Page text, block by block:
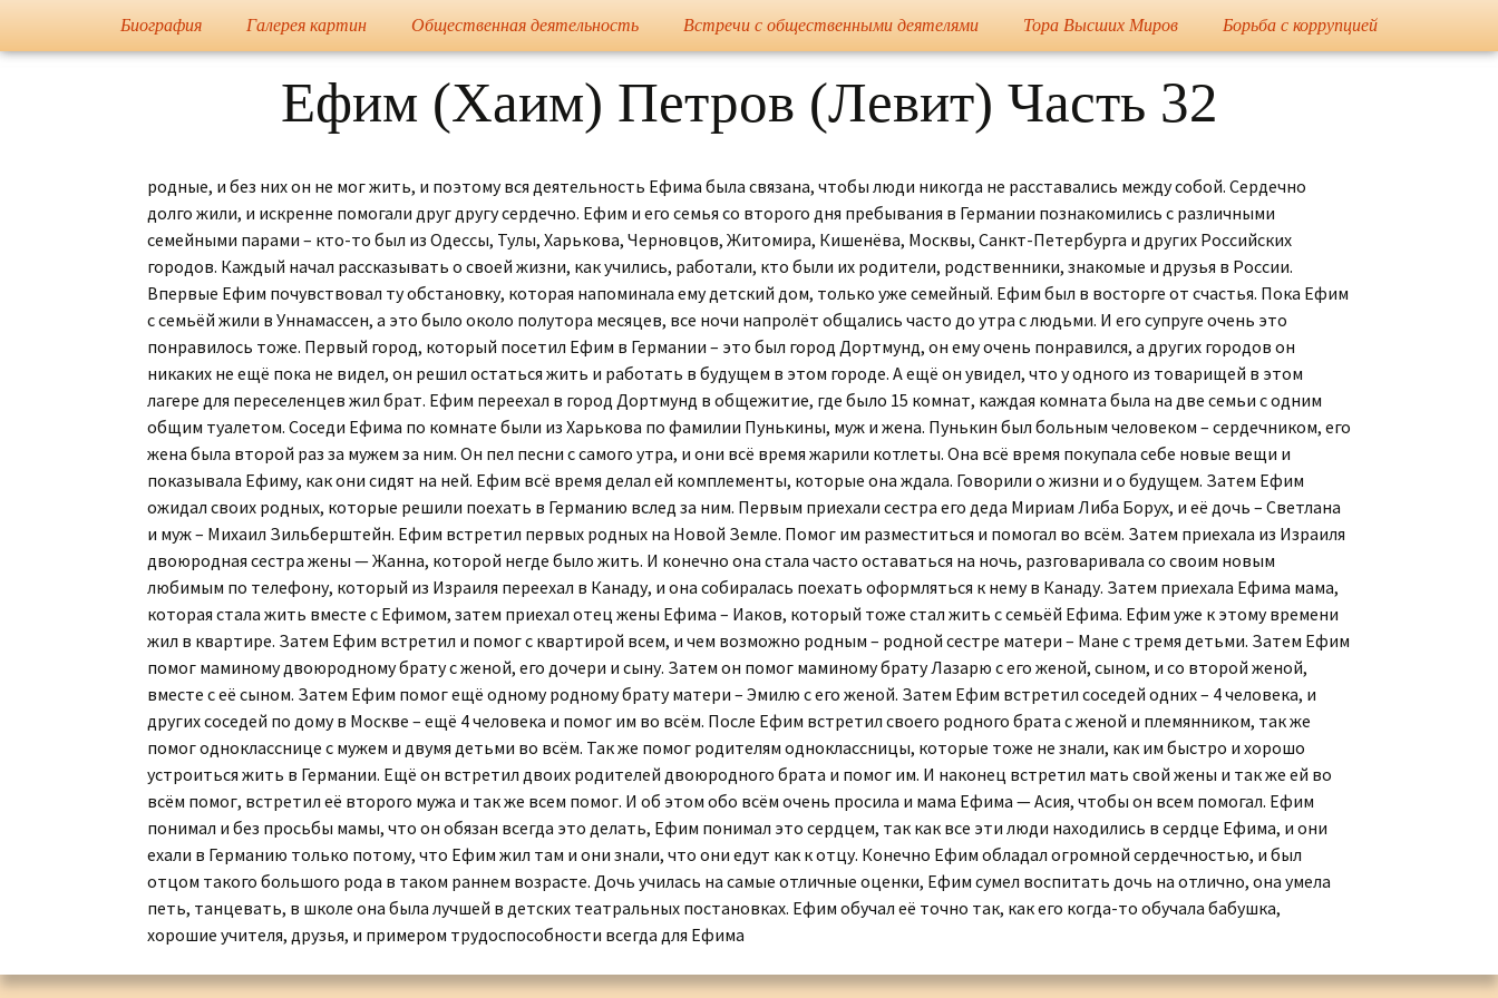
Флёрова Елена Николаевна
Художник, Официальный сайт
Биография
Публикации в прессе
Журнал Культура
Ученики и ученицы
Галерея картин
Портреты
Еврейская Живопись
Европейская Живопись
Живопись
Мусульманская
Живопись
Графика
Каталог
«Государственная
Дума Федерального
Собрания РФ»
Каталог «Тора и
История»
Каталог «Российская
Государственная
Библиотека»
Коллекционная Серия:
«Английский Клуб»
Личные Коллекции
Елены Николаевны
Флёровой
Стоимость картин на
мировом рынке
Общественная деятельность Встречи с общественными деятелями Тора Высших Миров
энергии» и «Наука о
жизни»
Высших Миров
президента Торы
Стихотворения
Пение
1-й Вице-Президент
Торы Высших Миров
Планета погибает
Борьба с коррупцией
Мировая сенсация –
Амалеком
Кобзона обвинили в
заказе Япончика и
Дело: Том 1
Дело: Том 2
Компромат на Кобзона
Коллекция малой
пластики И.Д. Кобзона
Ефим (Хаим) Петров (Левит) Часть 32
родные, и без них он не мог жить, и поэтому вся деятельность Ефима была связана, чтобы люди никогда не расставались между собой. Сердечно
долго жили, и искренне помогали друг другу сердечно. Ефим и его семья со второго дня пребывания в Германии познакомились с различными
семейными парами – кто-то был из Одессы, Тулы, Харькова, Черновцов, Житомира, Кишенёва, Москвы, Санкт-Петербурга и других Российских
городов. Каждый начал рассказывать о своей жизни, как учились, работали, кто были их родители, родственники, знакомые и друзья в России.
Впервые Ефим почувствовал ту обстановку, которая напоминала ему детский дом, только уже семейный. Ефим был в восторге от счастья. Пока Ефим
с семьёй жили в Уннамассен, а это было около полутора месяцев, все ночи напролёт общались часто до утра с людьми. И его супруге очень это
понравилось тоже. Первый город, который посетил Ефим в Германии – это был город Дортмунд, он ему очень понравился, а других городов он
никаких не ещё пока не видел, он решил остаться жить и работать в будущем в этом городе. А ещё он увидел, что у одного из товарищей в этом
лагере для переселенцев жил брат. Ефим переехал в город Дортмунд в общежитие, где было 15 комнат, каждая комната была на две семьи с одним
общим туалетом. Соседи Ефима по комнате были из Харькова по фамилии Пунькины, муж и жена. Пунькин был больным человеком – сердечником, его
жена была второй раз за мужем за ним. Он пел песни с самого утра, и они всё время жарили котлеты. Она всё время покупала себе новые вещи и
показывала Ефиму, как они сидят на ней. Ефим всё время делал ей комплементы, которые она ждала. Говорили о жизни и о будущем. Затем Ефим
ожидал своих родных, которые решили поехать в Германию вслед за ним. Первым приехали сестра его деда Мириам Либа Борух, и её дочь – Светлана
и муж – Михаил Зильберштейн. Ефим встретил первых родных на Новой Земле. Помог им разместиться и помогал во всём. Затем приехала из Израиля
двоюродная сестра жены — Жанна, которой негде было жить. И конечно она стала часто оставаться на ночь, разговаривала со своим новым
любимым по телефону, который из Израиля переехал в Канаду, и она собиралась поехать оформляться к нему в Канаду. Затем приехала Ефима мама,
которая стала жить вместе с Ефимом, затем приехал отец жены Ефима – Иаков, который тоже стал жить с семьёй Ефима. Ефим уже к этому времени
жил в квартире. Затем Ефим встретил и помог с квартирой всем, и чем возможно родным – родной сестре матери – Мане с тремя детьми. Затем Ефим
помог маминому двоюродному брату с женой, его дочери и сыну. Затем он помог маминому брату Лазарю с его женой, сыном, и со второй женой,
вместе с её сыном. Затем Ефим помог ещё одному родному брату матери – Эмилю с его женой. Затем Ефим встретил соседей одних – 4 человека, и
других соседей по дому в Москве – ещё 4 человека и помог им во всём. После Ефим встретил своего родного брата с женой и племянником, так же
помог однокласснице с мужем и двумя детьми во всём. Так же помог родителям одноклассницы, которые тоже не знали, как им быстро и хорошо
устроиться жить в Германии. Ещё он встретил двоих родителей двоюродного брата и помог им. И наконец встретил мать свой жены и так же ей во
всём помог, встретил её второго мужа и так же всем помог. И об этом обо всём очень просила и мама Ефима — Асия, чтобы он всем помогал. Ефим
понимал и без просьбы мамы, что он обязан всегда это делать, Ефим понимал это сердцем, так как все эти люди находились в сердце Ефима, и они
ехали в Германию только потому, что Ефим жил там и они знали, что они едут как к отцу. Конечно Ефим обладал огромной сердечностью, и был
отцом такого большого рода в таком раннем возрасте. Дочь училась на самые отличные оценки, Ефим сумел воспитать дочь на отлично, она умела
петь, танцевать, в школе она была лучшей в детских театральных постановках. Ефим обучал её точно так, как его когда-то обучала бабушка,
хорошие учителя, друзья, и примером трудоспособности всегда для Ефима